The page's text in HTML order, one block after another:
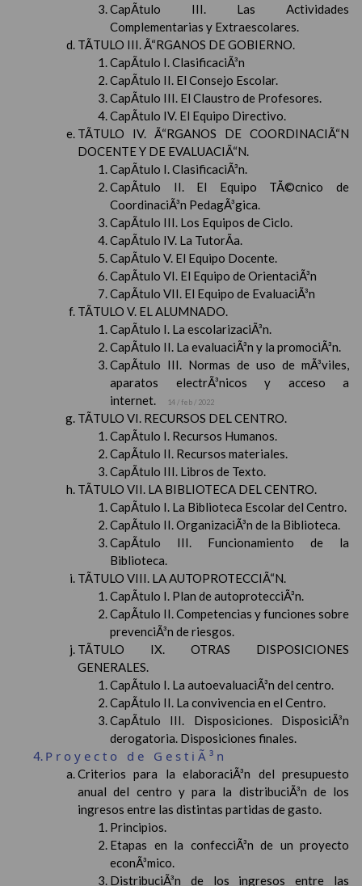
CapÃ­tulo III. Las Actividades
Complementarias y Extraescolares.
TÃTULO III. Ã“RGANOS DE GOBIERNO.
CapÃ­tulo I. ClasificaciÃ³n
CapÃ­tulo II. El Consejo Escolar.
CapÃ­tulo III. El Claustro de Profesores.
CapÃ­tulo IV. El Equipo Directivo.
TÃTULO IV. Ã“RGANOS DE COORDINACIÃ“N
DOCENTE Y DE EVALUACIÃ“N.
CapÃ­tulo I. ClasificaciÃ³n.
CapÃ­tulo II. El Equipo TÃ©cnico de
CoordinaciÃ³n PedagÃ³gica.
CapÃ­tulo III. Los Equipos de Ciclo.
CapÃ­tulo IV. La TutorÃ­a.
CapÃ­tulo V. El Equipo Docente.
CapÃ­tulo VI. El Equipo de OrientaciÃ³n
CapÃ­tulo VII. El Equipo de EvaluaciÃ³n
TÃTULO V. EL ALUMNADO.
CapÃ­tulo I. La escolarizaciÃ³n.
CapÃ­tulo II. La evaluaciÃ³n y la promociÃ³n.
CapÃ­tulo III. Normas de uso de mÃ³viles,
aparatos electrÃ³nicos y acceso a
internet.
14 / feb / 2022
TÃTULO VI. RECURSOS DEL CENTRO.
CapÃ­tulo I. Recursos Humanos.
CapÃ­tulo II. Recursos materiales.
CapÃ­tulo III. Libros de Texto.
TÃTULO VII. LA BIBLIOTECA DEL CENTRO.
CapÃ­tulo I. La Biblioteca Escolar del Centro.
CapÃ­tulo II. OrganizaciÃ³n de la Biblioteca.
CapÃ­tulo III. Funcionamiento de la
Biblioteca.
TÃTULO VIII. LA AUTOPROTECCIÃ“N.
CapÃ­tulo I. Plan de autoprotecciÃ³n.
CapÃ­tulo II. Competencias y funciones sobre
prevenciÃ³n de riesgos.
TÃTULO IX. OTRAS DISPOSICIONES
GENERALES.
CapÃ­tulo I. La autoevaluaciÃ³n del centro.
CapÃ­tulo II. La convivencia en el Centro.
CapÃ­tulo III. Disposiciones. DisposiciÃ³n
derogatoria. Disposiciones finales.
Proyecto de GestiÃ³n
Criterios para la elaboraciÃ³n del presupuesto
anual del centro y para la distribuciÃ³n de los
ingresos entre las distintas partidas de gasto.
Principios.
Etapas en la confecciÃ³n de un proyecto
econÃ³mico.
DistribuciÃ³n de los ingresos entre las